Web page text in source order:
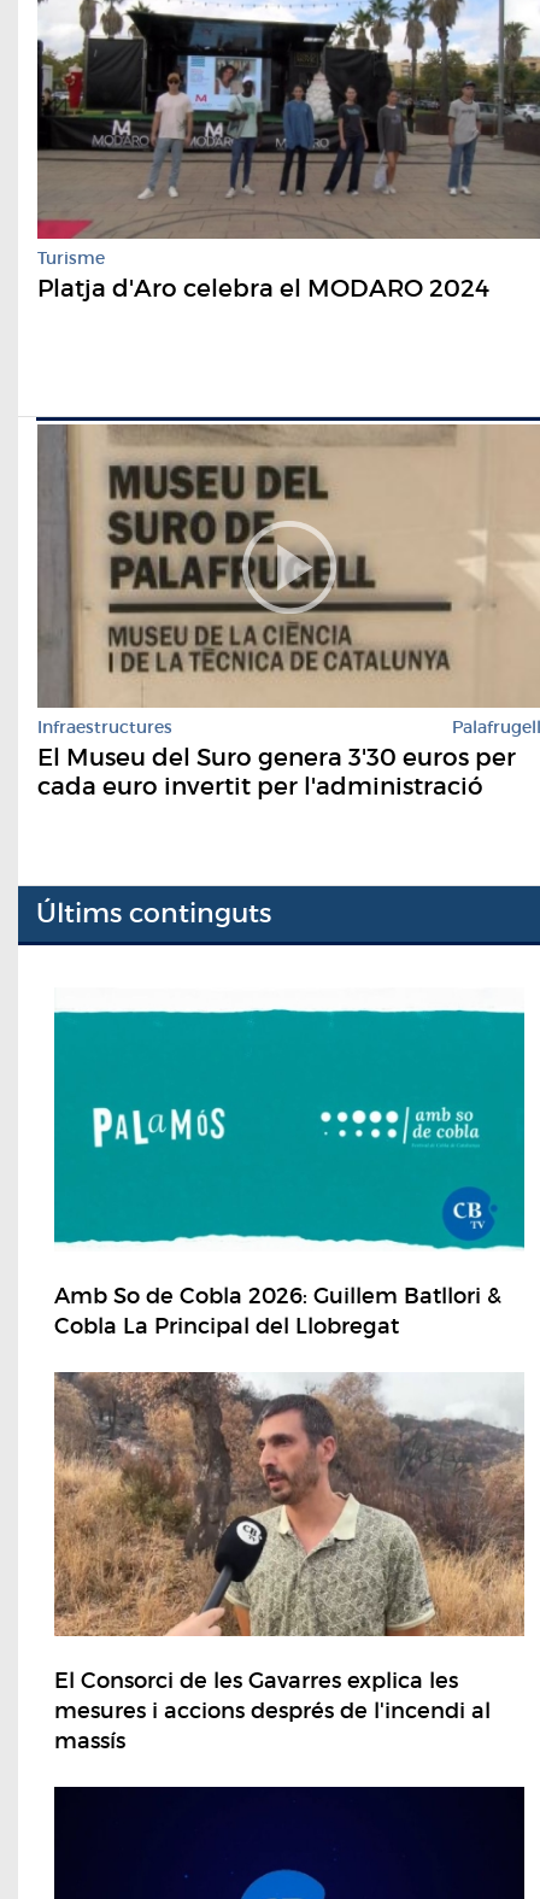
Turisme
Platja d'Aro celebra el MODARO 2024
Infraestructures Palafrugell
El Museu del Suro genera 3'30 euros per
cada euro invertit per l'administració
Últims continguts
Amb So de Cobla 2026: Guillem Batllori &
Cobla La Principal del Llobregat
El Consorci de les Gavarres explica les
mesures i accions després de l'incendi al
massís